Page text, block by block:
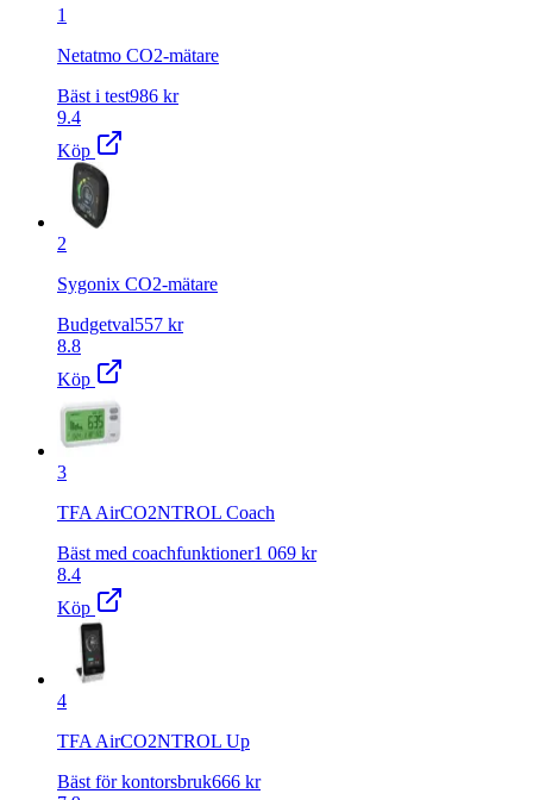
1
Netatmo CO2-mätare
Bäst i test986 kr
9.4
Köp
2
Sygonix CO2-mätare
Budgetval557 kr
8.8
Köp
3
TFA AirCO2NTROL Coach
Bäst med coachfunktioner1 069 kr
8.4
Köp
4
TFA AirCO2NTROL Up
Bäst för kontorsbruk666 kr